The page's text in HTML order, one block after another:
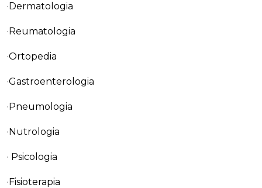
·Dermatologia
·Reumatologia
·Ortopedia
·Gastroenterologia
·Pneumologia
·Nutrologia
· Psicologia
·Fisioterapia